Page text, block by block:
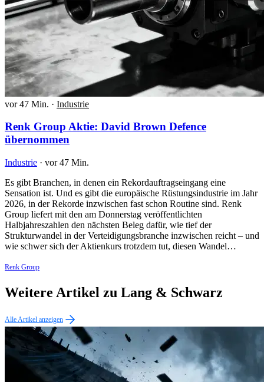
vor 47 Min. · Industrie
Renk Group Aktie: David Brown Defence
übernommen
Industrie · vor 47 Min.
Es gibt Branchen, in denen ein Rekordauftragseingang eine
Sensation ist. Und es gibt die europäische Rüstungsindustrie im Jahr
2026, in der Rekorde inzwischen fast schon Routine sind. Renk
Group liefert mit den am Donnerstag veröffentlichten
Halbjahreszahlen den nächsten Beleg dafür, wie tief der
Strukturwandel in der Verteidigungsbranche inzwischen reicht – und
wie schwer sich der Aktienkurs trotzdem tut, diesen Wandel…
Renk Group
Weitere Artikel zu Lang & Schwarz
Alle Artikel anzeigen